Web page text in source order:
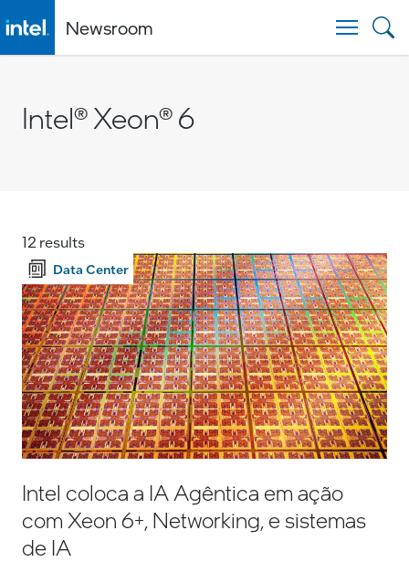
Newsroom
Intel® Xeon® 6
12 results
Data Center
Intel coloca a IA Agêntica em ação
com Xeon 6+, Networking, e sistemas
de IA